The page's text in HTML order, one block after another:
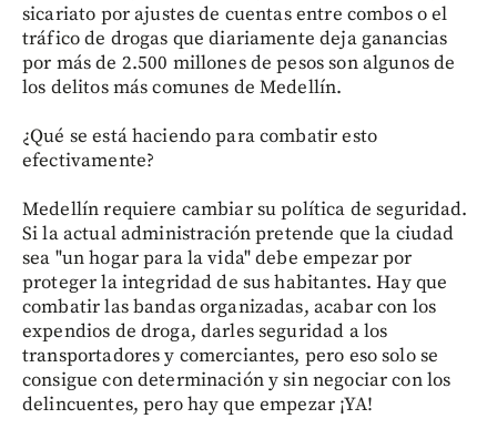
sicariato por ajustes de cuentas entre combos o el
tráfico de drogas que diariamente deja ganancias
por más de 2.500 millones de pesos son algunos de
los delitos más comunes de Medellín.
¿Qué se está haciendo para combatir esto
efectivamente?
Medellín requiere cambiar su política de seguridad.
Si la actual administración pretende que la ciudad
sea "un hogar para la vida" debe empezar por
proteger la integridad de sus habitantes. Hay que
combatir las bandas organizadas, acabar con los
expendios de droga, darles seguridad a los
transportadores y comerciantes, pero eso solo se
consigue con determinación y sin negociar con los
delincuentes, pero hay que empezar ¡YA!